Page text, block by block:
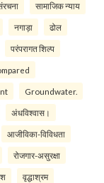
सामाजिक न्याय
नगाड़ा ढोल
परंपरागत शिल्प
Groundwater.
अंधविश्वास।
आजीविका-विविधता
रोजगार-असुरक्षा
वृद्धाश्रम